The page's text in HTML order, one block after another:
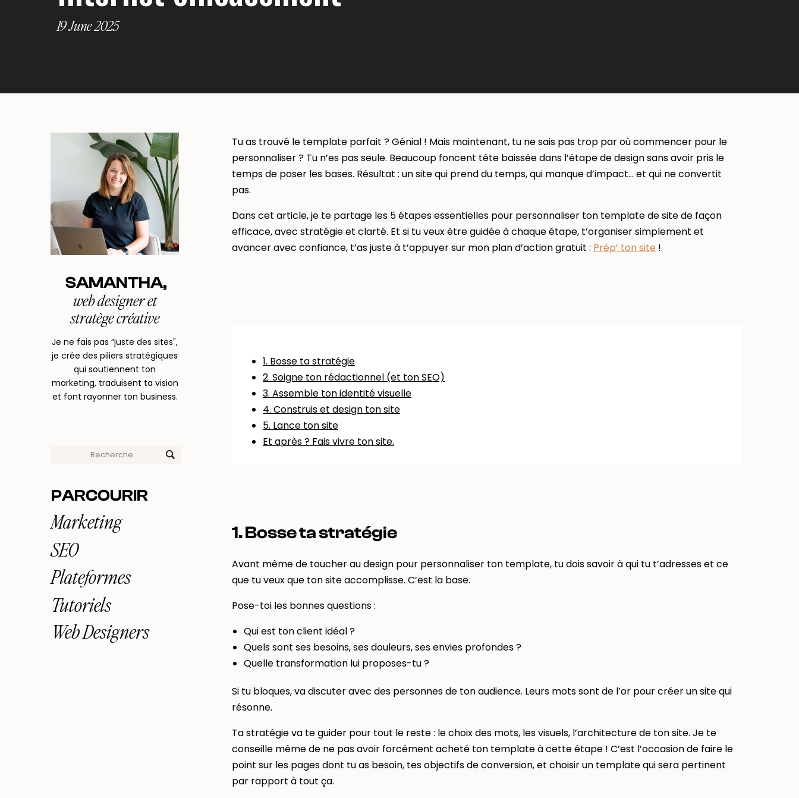
19 June 2025
SAMANTHA,
web designer et
stratège créative
Je ne fais pas “juste des sites",
je crée des piliers stratégiques
qui soutiennent ton
marketing, traduisent ta vision
et font rayonner ton business.
PARCOURIR
Marketing
SEO
Plateformes
Tutoriels
Web Designers
Tu as trouvé le template parfait ? Génial ! Mais maintenant, tu ne sais pas trop par où commencer pour le
personnaliser ? Tu n’es pas seule. Beaucoup foncent tête baissée dans l’étape de design sans avoir pris le
temps de poser les bases. Résultat : un site qui prend du temps, qui manque d’impact… et qui ne convertit
pas.
Dans cet article, je te partage les 5 étapes essentielles pour personnaliser ton template de site de façon
efficace, avec stratégie et clarté. Et si tu veux être guidée à chaque étape, t’organiser simplement et
avancer avec confiance, t’as juste à t’appuyer sur mon plan d’action gratuit : Prép’ ton site !
1. Bosse ta stratégie
2. Soigne ton rédactionnel (et ton SEO)
3. Assemble ton identité visuelle
4. Construis et design ton site
5. Lance ton site
Et après ? Fais vivre ton site.
1. Bosse ta stratégie
Avant même de toucher au design pour personnaliser ton template, tu dois savoir à qui tu t’adresses et ce
que tu veux que ton site accomplisse. C’est la base.
Pose-toi les bonnes questions :
Qui est ton client idéal ?
Quels sont ses besoins, ses douleurs, ses envies profondes ?
Quelle transformation lui proposes-tu ?
Si tu bloques, va discuter avec des personnes de ton audience. Leurs mots sont de l’or pour créer un site qui
résonne.
Ta stratégie va te guider pour tout le reste : le choix des mots, les visuels, l’architecture de ton site. Je te
conseille même de ne pas avoir forcément acheté ton template à cette étape ! C’est l’occasion de faire le
point sur les pages dont tu as besoin, tes objectifs de conversion, et choisir un template qui sera pertinent
par rapport à tout ça.